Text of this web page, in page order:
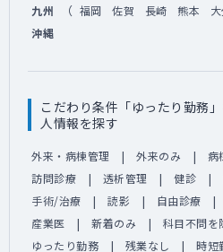
九州 （ 福岡 佐賀 長崎 熊本
沖縄
こだわり条件「ゆったり勤務
人情報を探す
外来・病棟管理 外来のみ 病
訪問診療
透析管理 健診
手術/治療
読影 自由診療
産業医
新着のみ 科目不問を
ゆったり勤務
残業なし 時短